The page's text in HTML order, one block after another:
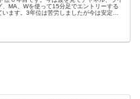
、MA、Wを使って15分足でエントリーする
います。3年位は苦労しましたが今は安定し